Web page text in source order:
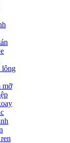
lông
mỡ